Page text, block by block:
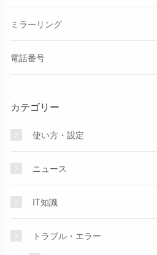
ミラーリング
電話番号
カテゴリー
使い方・設定
ニュース
IT知識
トラブル・エラー